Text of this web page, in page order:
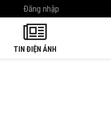
Đăng nhập
TIN ĐIỆN ẢNH